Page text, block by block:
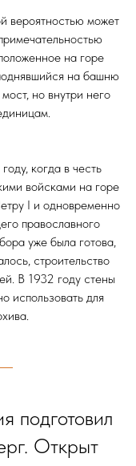
вероятностью может
на горе
на башню
но внутри него
когда в честь
войсками на горе
I и одновременно
православного
уже была готова,
строительство
В 1932 году стены
использовать для
подготовил
Открыт